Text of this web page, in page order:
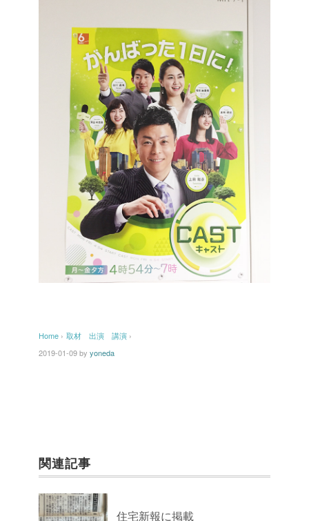
Home › 取材 出演 講演 ›
2019-01-09by yoneda
関連記事
住宅新報に掲載